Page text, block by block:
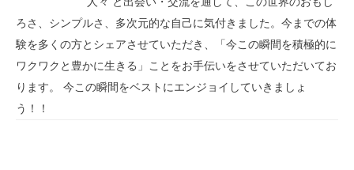
ろさ、シンプルさ、多次元的な自己に気付きました。今までの体
験を多くの方とシェアさせていただき、「今この瞬間を積極的に
ワクワクと豊かに生きる」ことをお手伝いをさせていただいてお
ります。 今この瞬間をベストにエンジョイしていきましょ
う！！